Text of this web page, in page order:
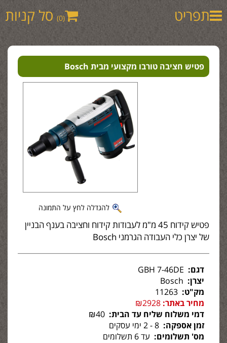
תפריט (0) סל קניות
פטיש חציבה טורבו מקצועי מבית Bosch
להגדלה לחץ על התמונה
פטיש קידוח 45 מ"מ לעבודות קידוח וחציבה בענף הבניין
של יצרן כלי העבודה הגרמני Bosch
דגם:
יצרן:
מק"ט:
מחיר באתר: ₪2928
דמי משלוח שליח עד הבית:
זמן אספקה:
מס' תשלומים: עד 6 תשלומים